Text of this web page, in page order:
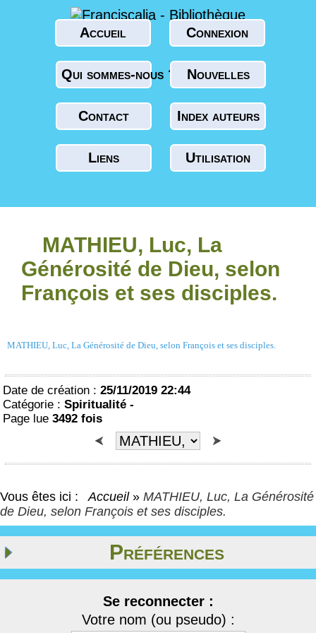
Accueil Connexion
Qui sommes-nous ? Nouvelles
Contact Index auteurs
Liens Utilisation
MATHIEU, Luc, La
Générosité de Dieu, selon
François et ses disciples.
MATHIEU, Luc, La Générosité de Dieu, selon François et ses disciples.
Date de création : 25/11/2019 22:44
Catégorie : Spiritualité -
Page lue 3492 fois
Vous êtes ici : Accueil » MATHIEU, Luc, La Générosité
de Dieu, selon François et ses disciples.
Préférences
Se reconnecter :
Votre nom (ou pseudo) :